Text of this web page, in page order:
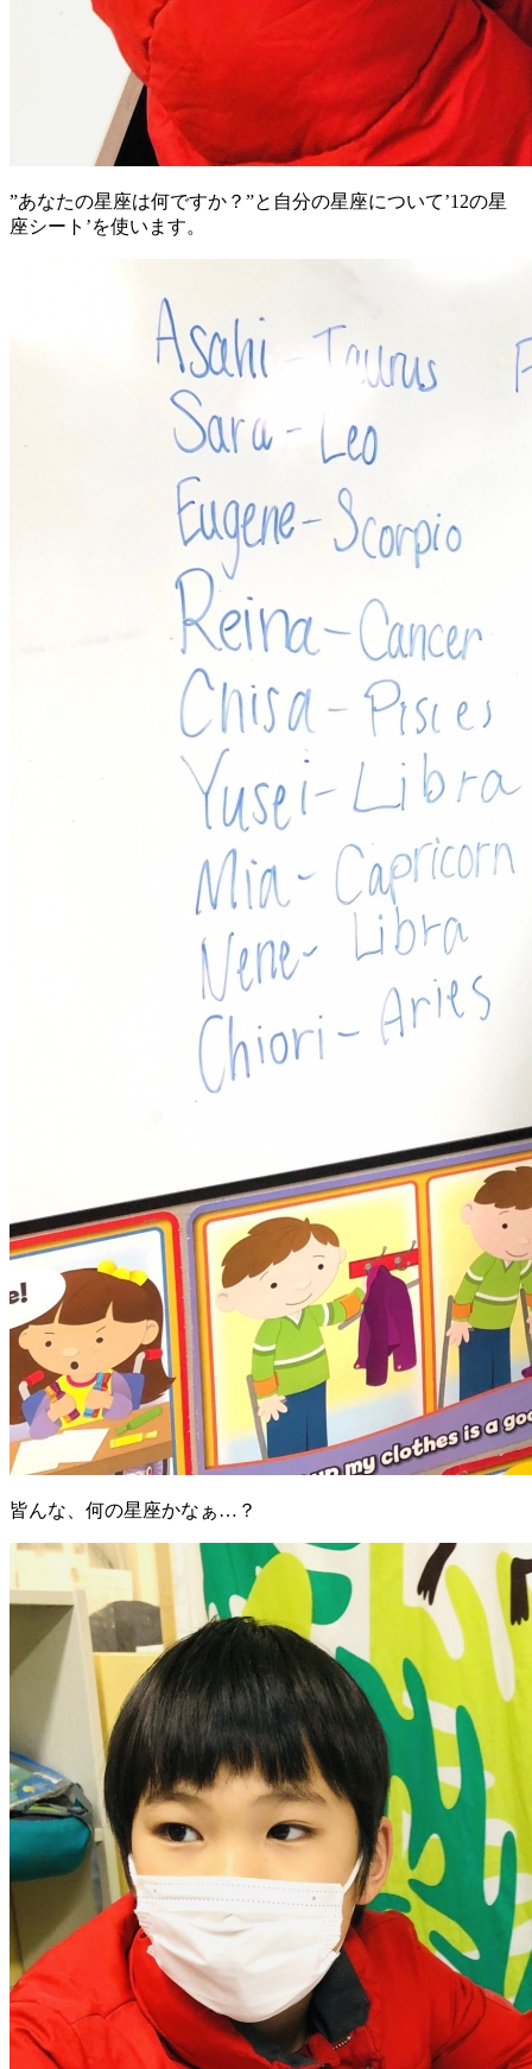
”あなたの星座は何ですか？”と自分の星座について’12の星
座シート’を使います。
皆んな、何の星座かなぁ…？